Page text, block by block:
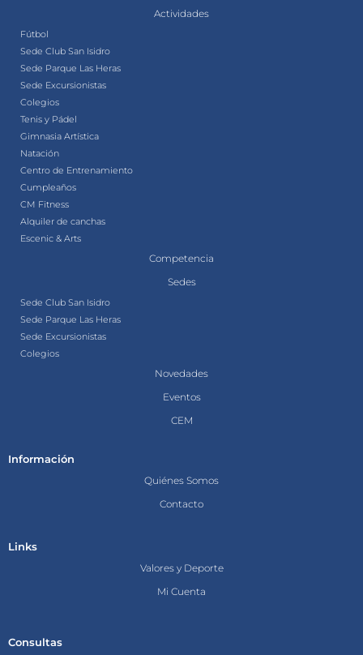
Actividades
Fútbol
Sede Club San Isidro
Sede Parque Las Heras
Sede Excursionistas
Colegios
Tenis y Pádel
Gimnasia Artística
Natación
Centro de Entrenamiento
Cumpleaños
CM Fitness
Alquiler de canchas
Escenic & Arts
Competencia
Sedes
Sede Club San Isidro
Sede Parque Las Heras
Sede Excursionistas
Colegios
Novedades
Eventos
CEM
Información
Quiénes Somos
Contacto
Links
Valores y Deporte
Mi Cuenta
Consultas